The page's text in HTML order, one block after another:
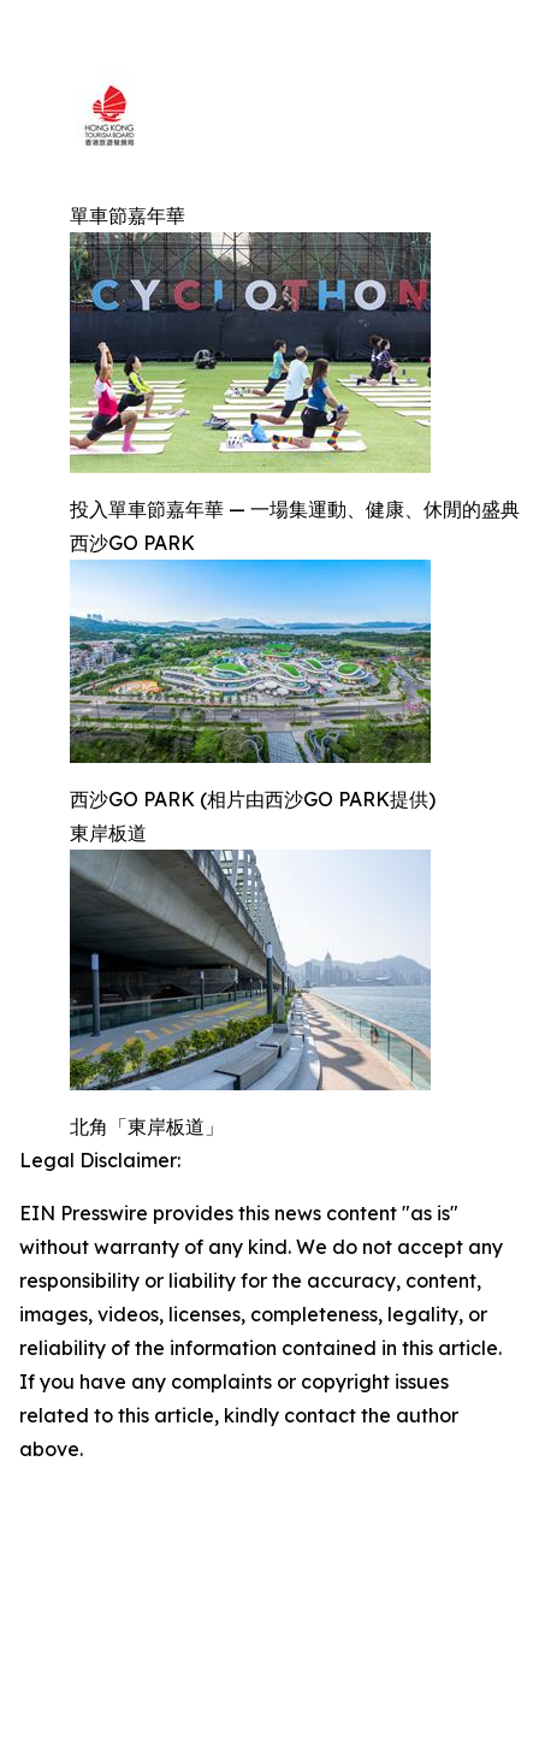
單車節嘉年華
投入單車節嘉年華 — 一場集運動、健康、休閒的盛典
西沙GO PARK
西沙GO PARK (相片由西沙GO PARK提供)
東岸板道
北角「東岸板道」
Legal Disclaimer:
EIN Presswire provides this news content "as is"
without warranty of any kind. We do not accept any
responsibility or liability for the accuracy, content,
images, videos, licenses, completeness, legality, or
reliability of the information contained in this article.
If you have any complaints or copyright issues
related to this article, kindly contact the author
above.